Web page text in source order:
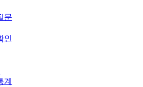
문
인
계